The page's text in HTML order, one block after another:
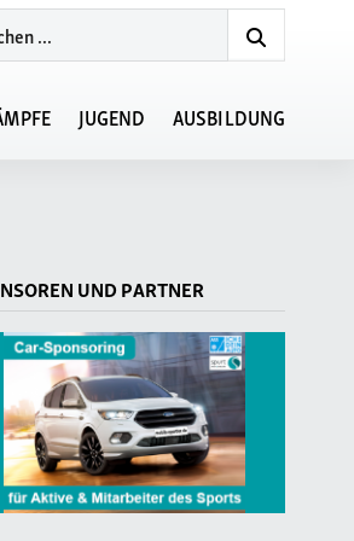
JUGEND AUSBILDUNG
UND PARTNER